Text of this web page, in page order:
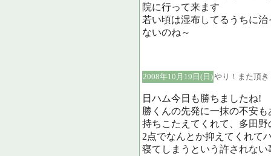
院に行って来ます
若い頃は湿布してるうちに
ないのね～
2008年10月19日(日)やり！また頂き
日ハム今日も勝ちましたね!
勝くんの先発に一抹の不安
持ちこたえてくれて、多田
2点でなんとか抑えてくれて
寝てしまうという許されな